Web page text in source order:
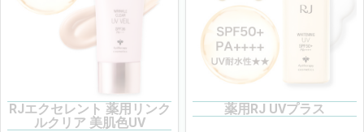
RJエクセレント 薬用リンク
ルクリア 美肌色UV
薬用RJ UVプラス